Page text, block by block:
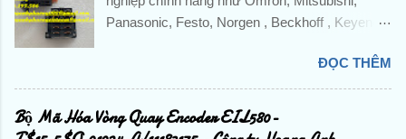
Panasonic, Festo, Norgen , Beckhoff , Keyence
máy? Liên hệ trực tiếp với Công ty TNHH
Hoàng Anh Phương để được hỗ trợ và báo giá
chi tiết . ☘️ Ms. Nguyễn Thuý ☘️ : Điện thoại :
0888.297.586 Hotline: 0906.367.585 Email 1 :
ĐỌC THÊM
Bộ Mã Hóa Vòng Quay Encoder EIL580-